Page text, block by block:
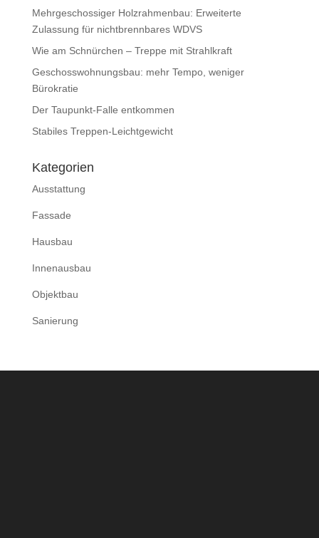
Mehrgeschossiger Holzrahmenbau: Erweiterte
Zulassung für nichtbrennbares WDVS
Wie am Schnürchen – Treppe mit Strahlkraft
Geschosswohnungsbau: mehr Tempo, weniger
Bürokratie
Der Taupunkt-Falle entkommen
Stabiles Treppen-Leichtgewicht
Kategorien
Ausstattung
Fassade
Hausbau
Innenausbau
Objektbau
Sanierung